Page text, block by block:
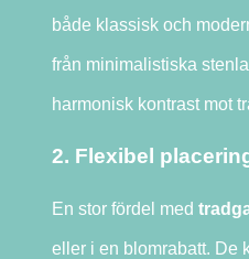
både klassisk och
från minimalistiska
harmonisk kontrast mot
2. Flexibel
En stor fördel med
eller i en blomrabatt. De